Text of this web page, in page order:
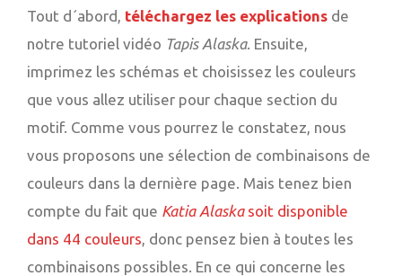
Tout d´abord, téléchargez les explications de
notre tutoriel vidéo Tapis Alaska. Ensuite,
imprimez les schémas et choisissez les couleurs
que vous allez utiliser pour chaque section du
motif. Comme vous pourrez le constatez, nous
vous proposons une sélection de combinaisons de
couleurs dans la dernière page. Mais tenez bien
compte du fait que Katia Alaskasoit disponible
dans 44 couleurs , donc pensez bien à toutes les
combinaisons possibles. En ce qui concerne les